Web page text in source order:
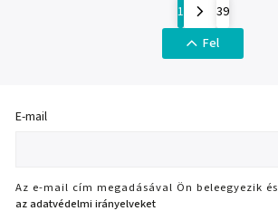
1
39
Fel
E-mail
Az e-mail cím megadásával Ön beleegyezik és
az adatvédelmi irányelveket